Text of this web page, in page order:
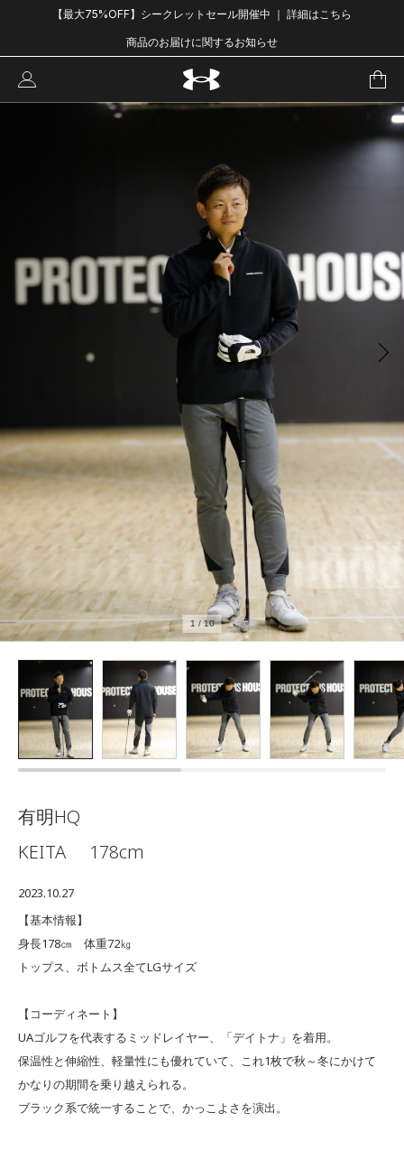
【最大75%OFF】シークレットセール開催中 ｜ 詳細はこちら
商品のお届けに関するお知らせ
1 /10
有明HQ
KEITA
178cm
2023.10.27
【基本情報】
身長178㎝ 体重72㎏
トップス、ボトムス全てLGサイズ
【コーディネート】
UAゴルフを代表するミッドレイヤー、「デイトナ」を着用。
保温性と伸縮性、軽量性にも優れていて、これ1枚で秋～冬にかけて
かなりの期間を乗り越えられる。
ブラック系で統一することで、かっこよさを演出。